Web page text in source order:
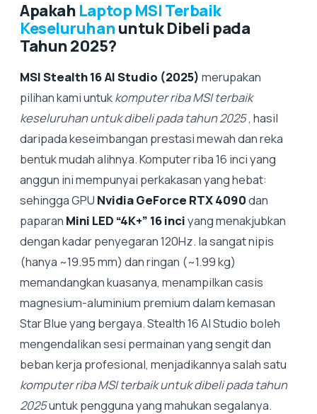
Apakah Laptop MSI Terbaik
Keseluruhanuntuk Dibeli pada
Tahun 2025?
MSI Stealth 16 AI Studio (2025) merupakan
pilihan kami untukkomputer riba MSI terbaik
keseluruhan untuk dibeli pada tahun 2025, hasil
daripada keseimbangan prestasi mewah dan reka
bentuk mudah alihnya. Komputer riba 16 inci yang
anggun ini mempunyai perkakasan yang hebat:
sehingga GPU Nvidia GeForce RTX 4090dan
paparan Mini LED “4K+” 16 inciyang menakjubkan
dengan kadar penyegaran 120Hz. Ia sangat nipis
(hanya ~19.95 mm) dan ringan (~1.99 kg)
memandangkan kuasanya, menampilkan casis
magnesium-aluminium premium dalam kemasan
Star Blue yang bergaya. Stealth 16 AI Studio boleh
mengendalikan sesi permainan yang sengit dan
beban kerja profesional, menjadikannya salah satu
komputer riba MSI terbaik untuk dibeli pada tahun
2025untuk pengguna yang mahukan segalanya.